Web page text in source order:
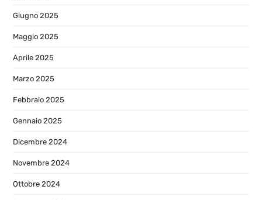
Giugno 2025
Maggio 2025
Aprile 2025
Marzo 2025
Febbraio 2025
Gennaio 2025
Dicembre 2024
Novembre 2024
Ottobre 2024